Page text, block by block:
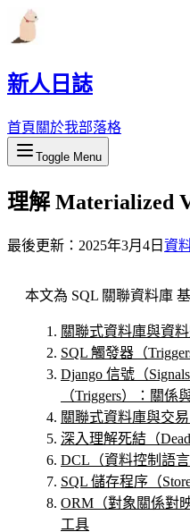
新人日誌
首頁 關於我部落格
Toggle Menu
理解 Materialized
最後更新： 2025年3月4日 資
本文為 SQL 關聯資料庫
關聯式資料庫與資
SQL 觸發器（
Django 信號（
（Triggers）：關係
關聯式資料庫與交
深入理解死結（
DCL（資料控制語
SQL 儲存程序（
ORM（對象關係對
工具